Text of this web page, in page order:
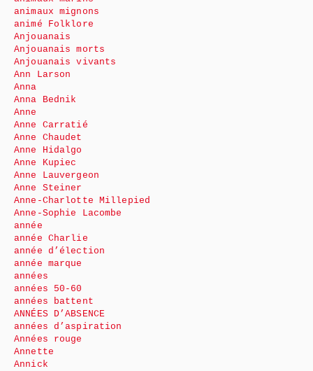
animaux mignons
animé Folklore
Anjouanais
Anjouanais morts
Anjouanais vivants
Ann Larson
Anna
Anna Bednik
Anne
Anne Carratié
Anne Chaudet
Anne Hidalgo
Anne Kupiec
Anne Lauvergeon
Anne Steiner
Anne-Charlotte Millepied
Anne-Sophie Lacombe
année
année Charlie
année d’élection
année marque
années
années 50-60
années battent
ANNÉES D’ABSENCE
années d’aspiration
Années rouge
Annette
Annick